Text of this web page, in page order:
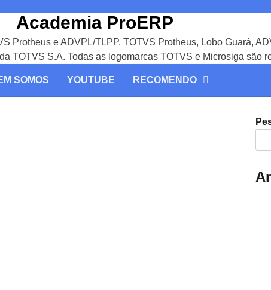
Academia ProERP
Protheus e ADVPL/TLPP. TOTVS Protheus, Lobo Guará,
TOTVS S.A. Todas as logomarcas TOTVS e Microsiga são
SOMOS YOUTUBE RECOMENDO